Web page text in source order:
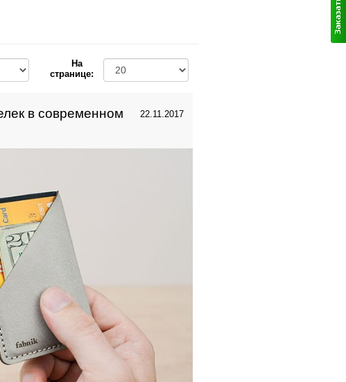
На
странице:
в современном
22.11.2017